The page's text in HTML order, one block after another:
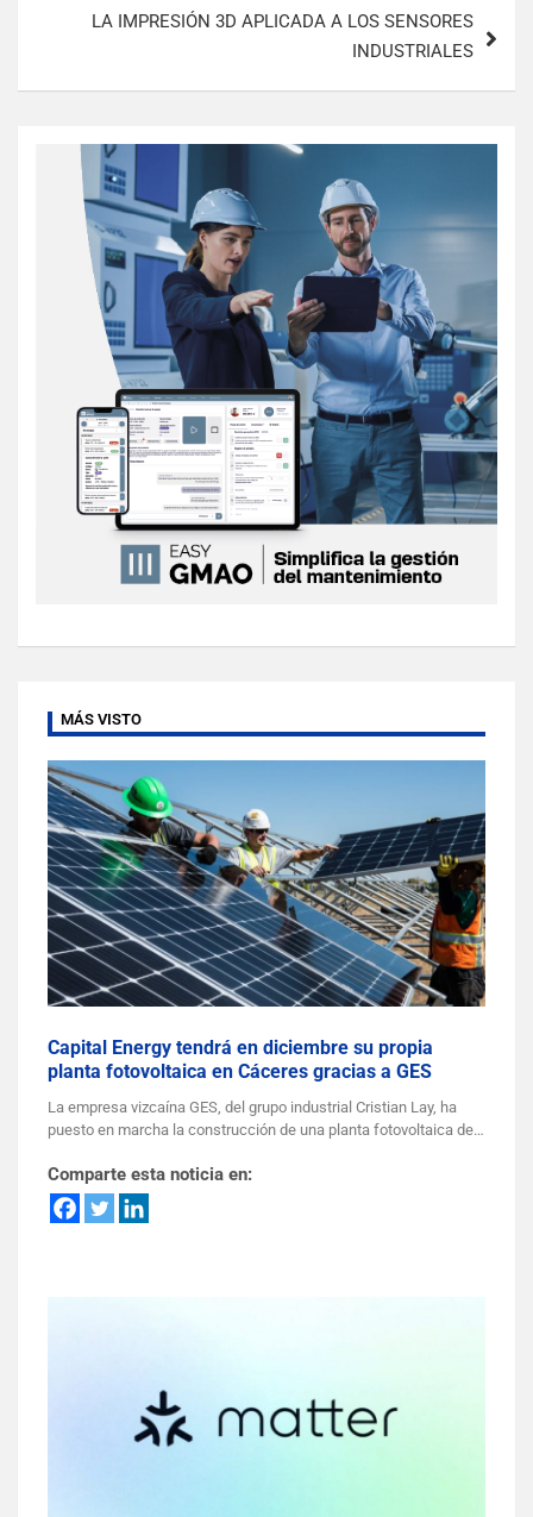
LA IMPRESIÓN 3D APLICADA A LOS SENSORES
INDUSTRIALES
MÁS VISTO
Capital Energy tendrá en diciembre su propia
planta fotovoltaica en Cáceres gracias a GES
La empresa vizcaína GES, del grupo industrial Cristian Lay, ha
puesto en marcha la construcción de una planta fotovoltaica de…
Comparte esta noticia en: